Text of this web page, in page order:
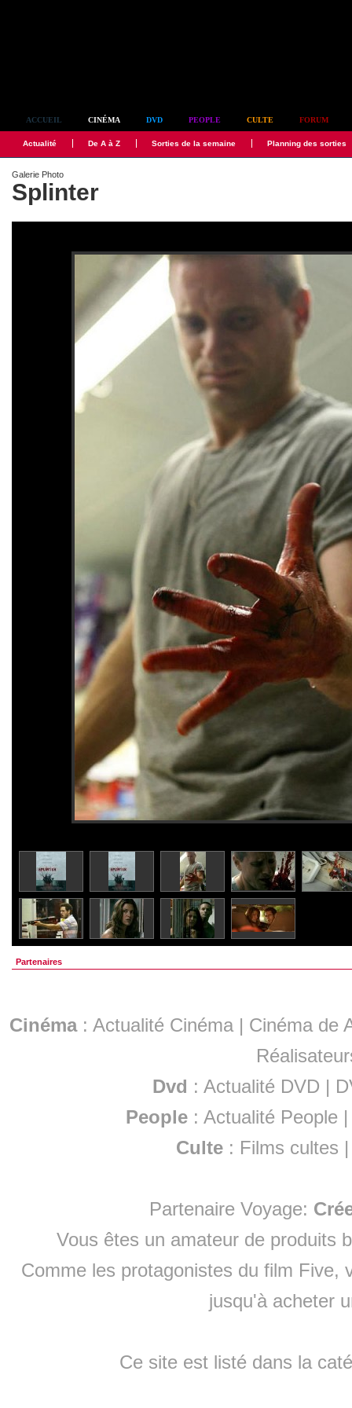
ACCUEIL CINÉMA DVD PEOPLE CULTE FORUM
Actualité De A à Z Sorties de la semaine Planning des sorties
Galerie Photo
Splinter
Partenaires
Cinéma: Actualité Cinéma | Cinéma de
Dvd : Actualité DVD |
People :Actualité People
Culte : Films cultes
Partenaire Voyage:
Vous êtes un amateur de produits
Comme les protagonistes du film Five,
jusqu'à acheter
Ce site est listé dans la